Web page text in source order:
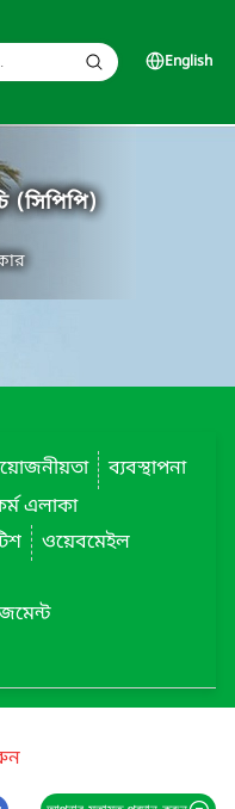
English
(সিপিপি)
ব্যবস্থাপনা
এলাকা
ওয়েবমেইল